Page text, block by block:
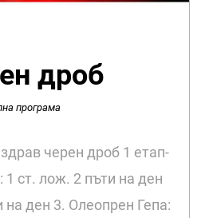
дроб
програма
черен дроб 1 етап-
ст. лож. 2 пъти на ден
на ден 3. Олеопрен Гепа: